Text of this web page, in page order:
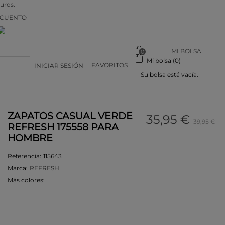
INICIAR SESIÓN FAVORITOS
0
MI BOLSA
Mi bolsa (0)
Su bolsa está vacía.
ZAPATOS CASUAL VERDE
REFRESH 175558 PARA
HOMBRE
Referencia: 115643
Marca: REFRESH
35,95 € 39,95 €
Más colores: